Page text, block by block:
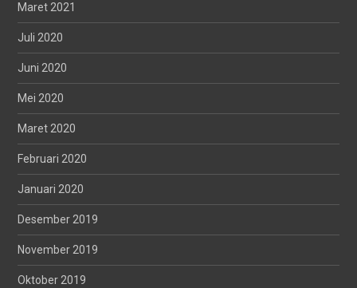
Maret 2021
Juli 2020
Juni 2020
Mei 2020
Maret 2020
Februari 2020
Januari 2020
Desember 2019
November 2019
Oktober 2019